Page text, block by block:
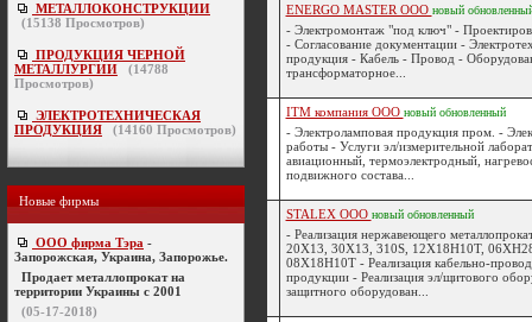
МЕТАЛЛОКОНСТРУКЦИИ
(15138 Просмотров)
ПРОДУКЦИЯ ЧЕРНОЙ
МЕТАЛЛУРГИИ
(14788
Просмотров)
ЭЛЕКТРОТЕХНИЧЕСКАЯ
ПРОДУКЦИЯ
(14160 Просмотров)
Новые фирмы
ООО фирма Тэра -
Запорожская, Украина, Запорожье.
Продает металлопрокат на
территории Украины с 2001
(05-17-2018)
ENERGO MASTER ООО новый
- Электромонтаж "под ключ" -
- Согласование документации -
продукция - Кабель - Провод -
трансформаторное...
ITM компания ООО новый обновленный
- Электроламповая продукция пром. -
работы - Услуги эл/измерительной
авиационный, термоэлектродный,
подвижного состава...
STALEX ООО новый обновленный
- Реализация нержавеющего
20Х13, 30Х13, 310S, 12Х18Н10Т,
08Х18Н10Т - Реализация кабельно-
продукции - Реализация эл/щитового
защитного оборудован...